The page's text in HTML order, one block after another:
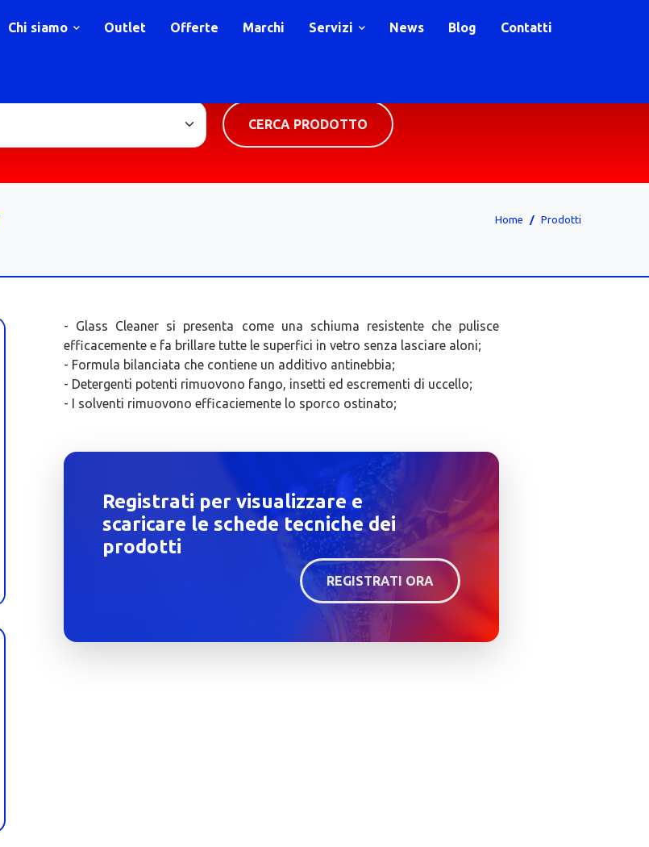
Chi siamo Outlet Offerte Marchi Servizi News Blog Contatti
CERCA PRODOTTO
Home Prodotti
- Glass Cleaner si presenta come una schiuma resistente che pulisce
efficacemente e fa brillare tutte le superfici in vetro senza lasciare aloni;
- Formula bilanciata che contiene un additivo antinebbia;
- Detergenti potenti rimuovono fango, insetti ed escrementi di uccello;
- I solventi rimuovono efficaciemente lo sporco ostinato;
Registrati per visualizzare e
scaricare le schede tecniche dei
prodotti
REGISTRATI ORA